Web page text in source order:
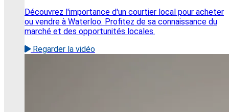
Découvrez l'importance d'un courtier local pour acheter
ou vendre à Waterloo. Profitez de sa connaissance du
marché et des opportunités locales.
Regarder la vidéo